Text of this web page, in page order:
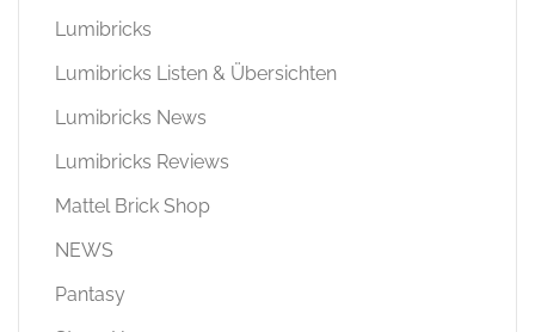
Lumibricks
Lumibricks Listen & Übersichten
Lumibricks News
Lumibricks Reviews
Mattel Brick Shop
NEWS
Pantasy